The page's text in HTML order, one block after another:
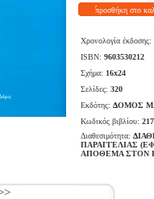
προσθήκη στο
Χρονολογία έκδοσης:
ISBN: 9603530212
Σχήμα: 16x24
Σελίδες: 320
Εκδότης: ΔΟΜΟΣ
Κωδικός βιβλίου:
Διαθεσιμότητα:
ΠΑΡΑΓΓΕΛΙΑΣ
ΑΠΟΘΕΜΑ ΣΤΟΝ